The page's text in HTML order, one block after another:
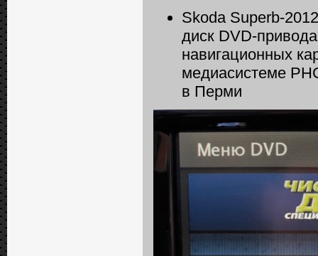
Skoda Superb-
диск DVD-
навигационных
медиасистеме
в Перми